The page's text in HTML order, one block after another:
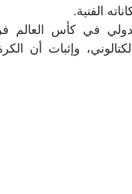
الفنية.
في كأس العالم
وإثبات أن